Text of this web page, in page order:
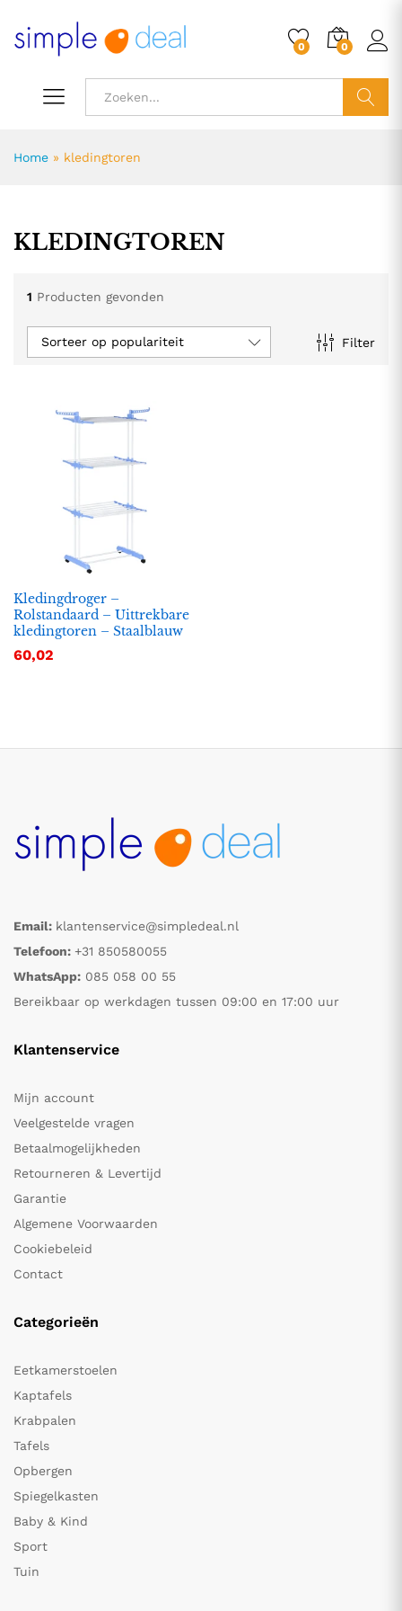
0 0
Home » kledingtoren
KLEDINGTOREN
1 Producten gevonden
Filter
Sorteer op populariteit
Kledingdroger –
Rolstandaard – Uittrekbare
kledingtoren – Staalblauw
60,02
Email: klantenservice@simpledeal.nl
Telefoon: +31 850580055
WhatsApp: 085 058 00 55
Bereikbaar op werkdagen tussen 09:00 en 17:00 uur
Klantenservice
Mijn account
Veelgestelde vragen
Betaalmogelijkheden
Retourneren & Levertijd
Garantie
Algemene Voorwaarden
Cookiebeleid
Contact
Categorieën
Eetkamerstoelen
Kaptafels
Krabpalen
Tafels
Opbergen
Spiegelkasten
Baby & Kind
Sport
Tuin